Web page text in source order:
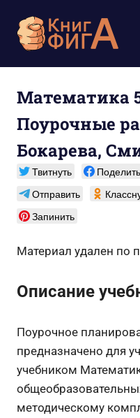
содержимому
Математика
Поурочные
Бокарева,
Твитнуть
Отправить
Запинить
Материал удален по
Описание
Поурочное
предназначено для
учебником
методическому